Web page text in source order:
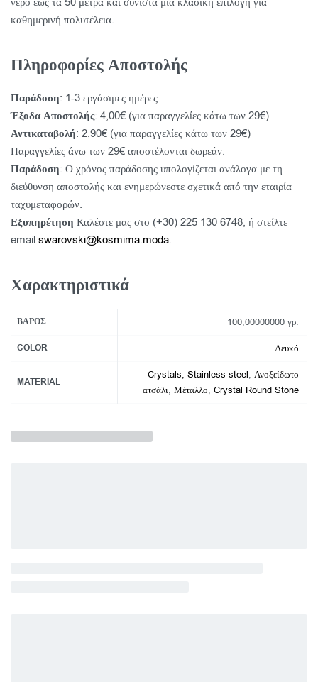
καθημερινή πολυτέλεια.
Πληροφορίες Αποστολής
Παράδοση: 1-3 εργάσιμες ημέρες
Έξοδα Αποστολής: 4,00€ (για παραγγελίες κάτω των 29€)
Αντικαταβολή: 2,90€ (για παραγγελίες κάτω των 29€)
Παραγγελίες άνω των 29€ αποστέλονται δωρεάν.
Παράδοση: Ο χρόνος παράδοσης υπολογίζεται ανάλογα με τη
διεύθυνση αποστολής και ενημερώνεστε σχετικά από την εταιρία
ταχυμεταφορών.
Εξυπηρέτηση Καλέστε μας στο (+30) 225 130 6748, ή στείλτε
email swarovski@kosmima.moda.
Χαρακτηριστικά
ΒΆΡΟΣ 100,00000000 γρ.
COLOR Λευκό
MATERIAL
Crystals, Stainless steel, Ανοξείδωτο
ατσάλι, Μέταλλο, Crystal Round Stone